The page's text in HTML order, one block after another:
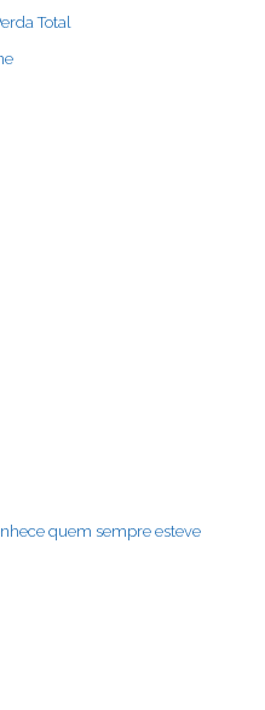
Total
quem sempre esteve